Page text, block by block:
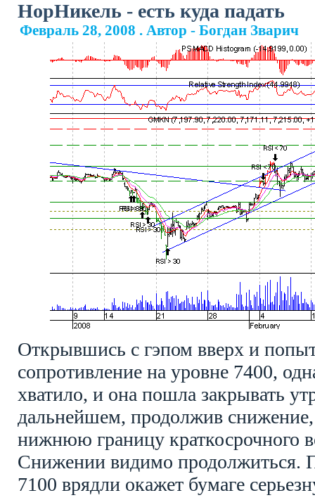
НорНикель - есть куда падать
Февраль 28, 2008 . Автор - Богдан Зварич
Открывшись с гэпом вверх и
сопротивление на уровне 7400,
хватило, и она пошла закрывать
дальнейшем, продолжив
нижнюю границу краткосрочного
Снижении видимо продолжиться.
7100 врядли окажет бумаге